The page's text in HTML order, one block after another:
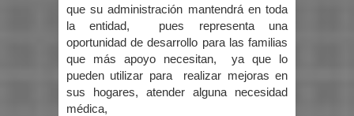
que su administración mantendrá en toda
la entidad, pues representa una
oportunidad de desarrollo para las familias
que más apoyo necesitan, ya que lo
pueden utilizar para realizar mejoras en
sus hogares, atender alguna necesidad
médica,